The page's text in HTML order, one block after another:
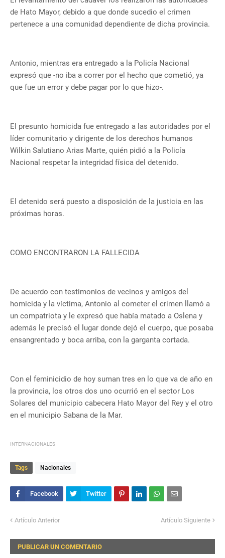
de Hato Mayor, debido a que donde sucedio el crimen
pertenece a una comunidad dependiente de dicha provincia.
Antonio, mientras era entregado a la Policía Nacional
expresó que -no iba a correr por el hecho que cometió, ya
que fue un error y debe pagar por lo que hizo-.
El presunto homicida fue entregado a las autoridades por el
líder comunitario y dirigente de los derechos humanos
Wilkin Salutiano Arias Marte, quién pidió a la Policía
Nacional respetar la integridad física del detenido.
El detenido será puesto a disposición de la justicia en las
próximas horas.
COMO ENCONTRARON LA FALLECIDA
De acuerdo con testimonios de vecinos y amigos del
homicida y la víctima, Antonio al cometer el crimen llamó a
un compatriota y le expresó que había matado a Oslena y
además le precisó el lugar donde dejó el cuerpo, que posaba
ensangrentado y boca arriba, con la garganta cortada.
Con el feminicidio de hoy suman tres en lo que va de año en
la provincia, los otros dos uno ocurrió en el sector Los
Solares del municipio cabecera Hato Mayor del Rey y el otro
en el municipio Sabana de la Mar.
INTERNACIONALES
Tags Nacionales
Artículo Anterior Artículo Siguiente
PUBLICAR UN COMENTARIO